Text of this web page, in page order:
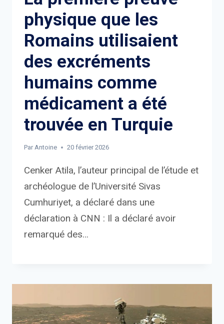
physique que les
Romains utilisaient
des excréments
humains comme
médicament a été
trouvée en Turquie
Par Antoine 20 février 2026
Cenker Atila, l’auteur principal de l’étude et
archéologue de l’Université Sivas
Cumhuriyet, a déclaré dans une
déclaration à CNN : Il a déclaré avoir
remarqué des…